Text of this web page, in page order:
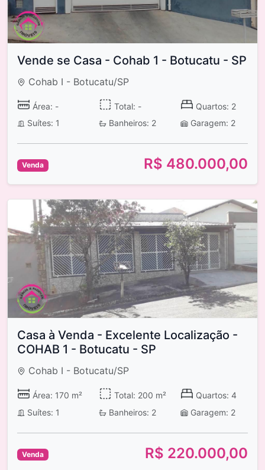
Vende se Casa - Cohab 1 - Botucatu - SP
Cohab I - Botucatu/SP
Área: - Total: -
Quartos: 2
Suítes: 1
Banheiros: 2 Garagem: 2
Venda R$ 480.000,00
Casa à Venda - Excelente Localização -
COHAB 1 - Botucatu - SP
Cohab I - Botucatu/SP
Área: 170 m² Total: 200 m²
Quartos: 4
Suítes: 1
Banheiros: 2 Garagem: 2
Venda R$ 220.000,00